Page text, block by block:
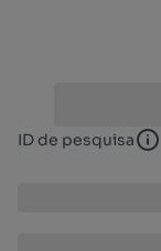
ID de pesquisa